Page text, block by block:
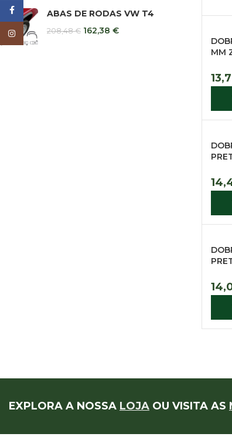
ABAS DE RODAS VW T4
208,48€ 162,38 €
MM
EXPLORA A NOSSA LOJA OU VISITA AS
Facebook
Instagram